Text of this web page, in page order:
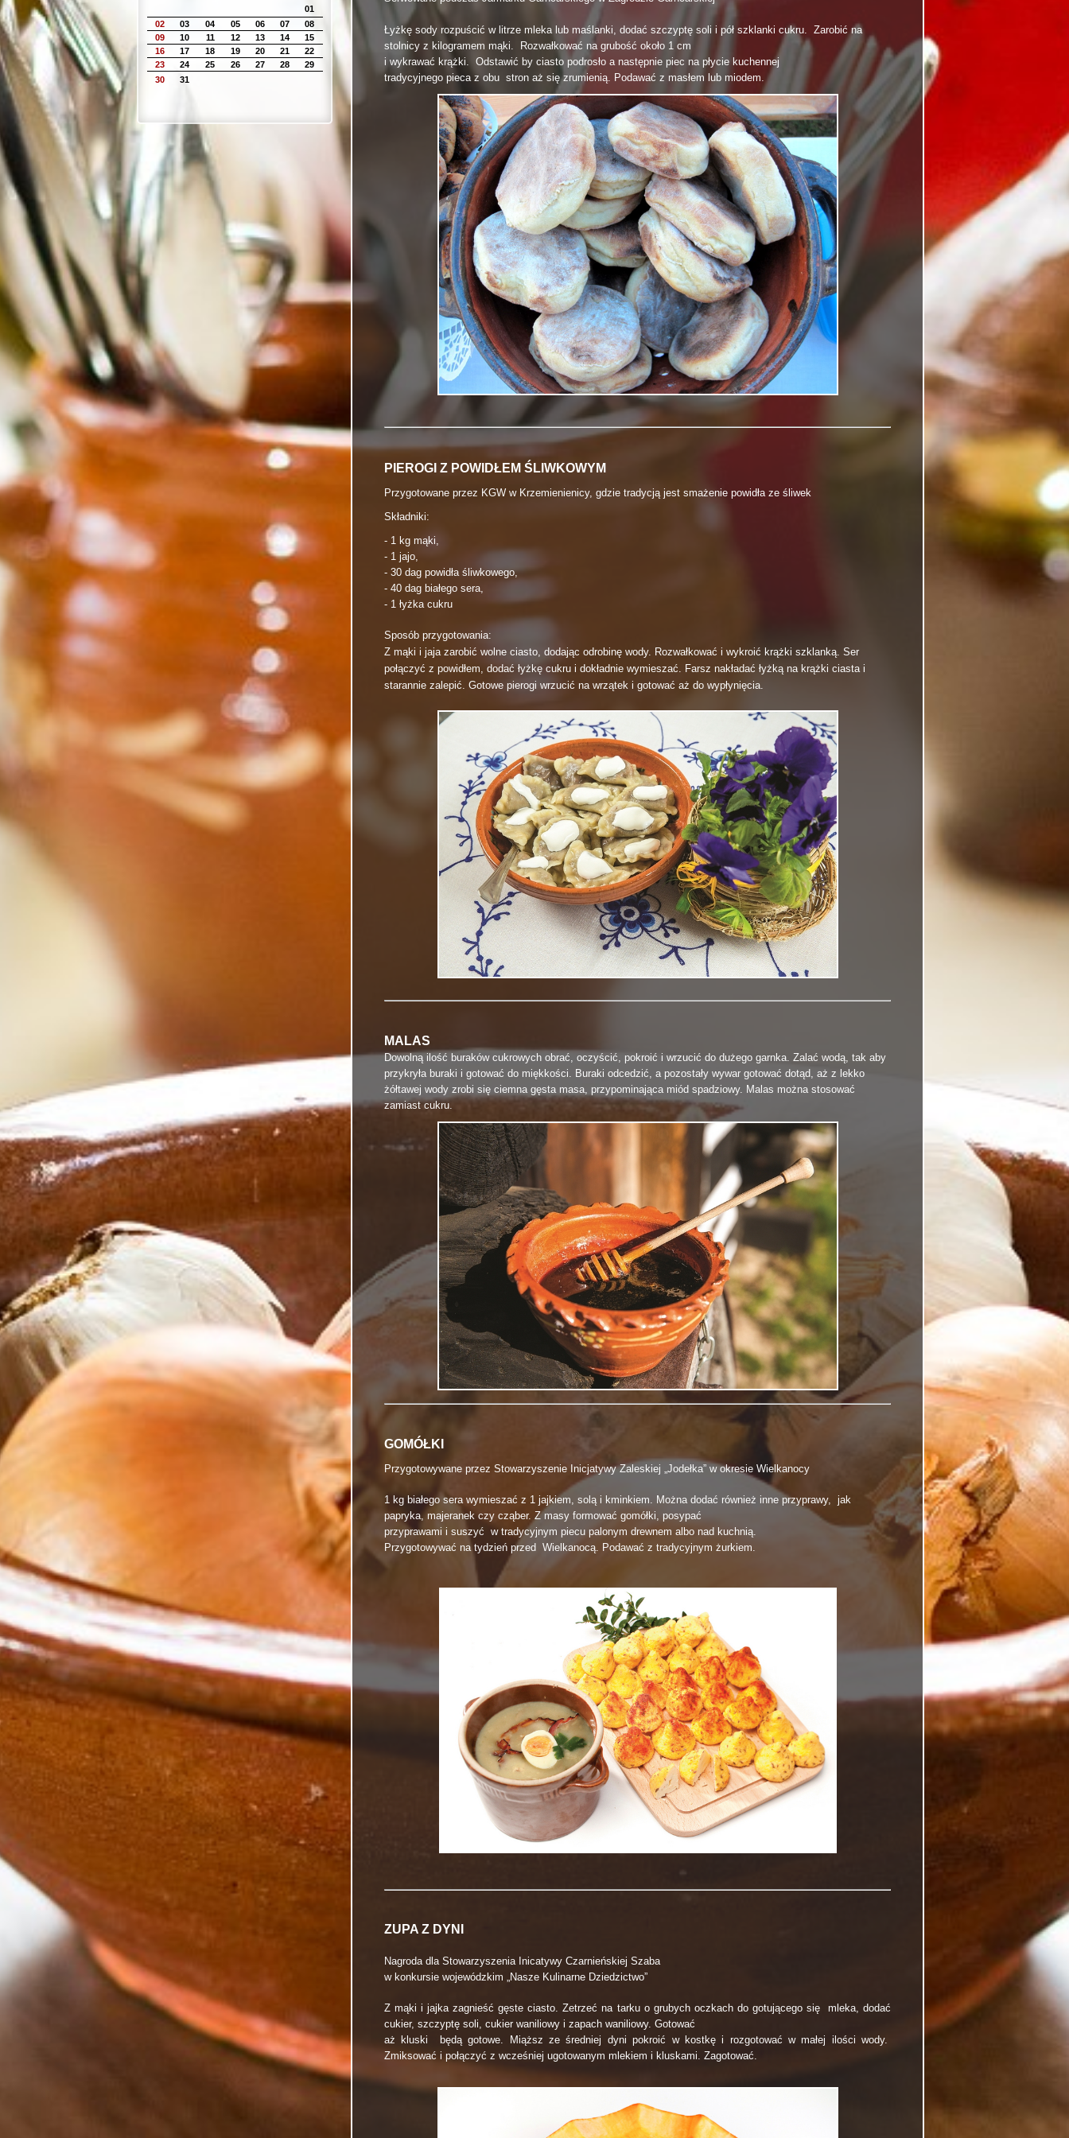
Łyżkę sody rozpuścić w litrze mleka lub maślanki, dodać szczyptę soli i pół szklanki cukru. Zarobić na
stolnicy z kilogramem mąki. Rozwałkować na grubość około 1 cm
i wykrawać krążki. Odstawić by ciasto podrosło a następnie piec na płycie kuchennej
tradycyjnego pieca z obu stron aż się zrumienią. Podawać z masłem lub miodem.
PIEROGI Z POWIDŁEM ŚLIWKOWYM
Przygotowane przez KGW w Krzemienienicy, gdzie tradycją jest smażenie powidła ze śliwek
Składniki:
- 1 kg mąki,
- 1 jajo,
- 30 dag powidła śliwkowego,
- 40 dag białego sera,
- 1 łyżka cukru
Sposób przygotowania:
Z mąki i jaja zarobić wolne ciasto, dodając odrobinę wody. Rozwałkować i wykroić krążki szklanką. Ser
połączyć z powidłem, dodać łyżkę cukru i dokładnie wymieszać. Farsz nakładać łyżką na krążki ciasta i
starannie zalepić. Gotowe pierogi wrzucić na wrzątek i gotować aż do wypłynięcia.
MALAS
Dowolną ilość buraków cukrowych obrać, oczyścić, pokroić i wrzucić do dużego garnka. Zalać wodą, tak aby
przykryła buraki i gotować do miękkości. Buraki odcedzić, a pozostały wywar gotować dotąd, aż z lekko
żółtawej wody zrobi się ciemna gęsta masa, przypominająca miód spadziowy. Malas można stosować
zamiast cukru.
GOMÓŁKI
Przygotowywane przez Stowarzyszenie Inicjatywy Zaleskiej „Jodełka” w okresie Wielkanocy
1 kg białego sera wymieszać z 1 jajkiem, solą i kminkiem. Można dodać również inne przyprawy, jak
papryka, majeranek czy cząber. Z masy formować gomółki, posypać
przyprawami i suszyć w tradycyjnym piecu palonym drewnem albo nad kuchnią.
Przygotowywać na tydzień przed Wielkanocą. Podawać z tradycyjnym żurkiem.
ZUPA Z DYNI
Nagroda dla Stowarzyszenia Inicatywy Czarnieńskiej Szaba
w konkursie wojewódzkim „Nasze Kulinarne Dziedzictwo”
Z mąki i jajka zagnieść gęste ciasto. Zetrzeć na tarku o grubych oczkach do gotującego się mleka, dodać
cukier, szczyptę soli, cukier waniliowy i zapach waniliowy. Gotować
aż kluski będą gotowe. Miąższ ze średniej dyni pokroić w kostkę i rozgotować w małej ilości wody.
Zmiksować i połączyć z wcześniej ugotowanym mlekiem i kluskami. Zagotować.
01
02
03 04 05 06 07
08
09
10 11 12 13 14
15
16
17 18 19 20 21
22
23
24 25 26 27 28
29
30
31